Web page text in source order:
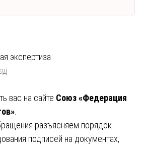
экспертиза
вас на сайте Союз «Федерация
разъясняем порядок
подписей на документах,